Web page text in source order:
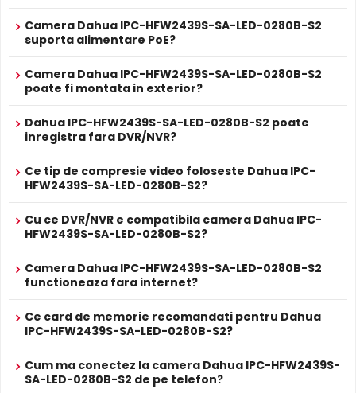
Cu compresiaH.265+, Dahua IPC-HFW2439S-SA-LED-
de H.264, pastrandu-si aceeasi calitate a imaginii.
Economie majora pe hard disk si banda de retea.
Protectie Exterior
pentru montaj exterior, cu carcasa dinMetalrezistenta la
intemperii si interval de operare intre -40°C si 60°C.
Protectie Antivandal
picior, Dahua IPC-HFW2439S-SA-LED-0280B-S2 ofera
rezistenta sporita la vandalism, ideala pentru zone
de supraveghere video digitala IP, ce are o rezolutie
maxima de 4 Megapixeli, oferita de un senzor de imagine
0280B-S2 au caracter informativ.
Camera Dahua IPC-HFW2439S-SA-LED-0280B-S2
suporta alimentare PoE?
Camera Dahua IPC-HFW2439S-SA-LED-0280B-S2
poate fi montata in exterior?
Dahua IPC-HFW2439S-SA-LED-0280B-S2 poate
inregistra fara DVR/NVR?
Ce tip de compresie video foloseste Dahua IPC-
HFW2439S-SA-LED-0280B-S2?
Cu ce DVR/NVR e compatibila camera Dahua IPC-
HFW2439S-SA-LED-0280B-S2?
Camera Dahua IPC-HFW2439S-SA-LED-0280B-S2
functioneaza fara internet?
Ce card de memorie recomandati pentru Dahua
IPC-HFW2439S-SA-LED-0280B-S2?
Cum ma conectez la camera Dahua IPC-HFW2439S-
SA-LED-0280B-S2 de pe telefon?